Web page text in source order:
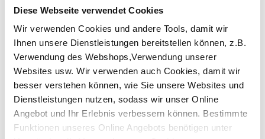
Diese Webseite verwendet Cookies
Wir verwenden Cookies und andere Tools, damit wir
Ihnen unsere Dienstleistungen bereitstellen können, z.B.
Verwendung des Webshops,Verwendung unserer
Websites usw. Wir verwenden auch Cookies, damit wir
besser verstehen können, wie Sie unsere Websites und
Dienstleistungen nutzen, sodass wir unser Online
Angebot und Ihr Erlebnis verbessern können. Bestimmte
Funktionen unseres Online Angebots benötigen unter
Download Bilddatei ↘